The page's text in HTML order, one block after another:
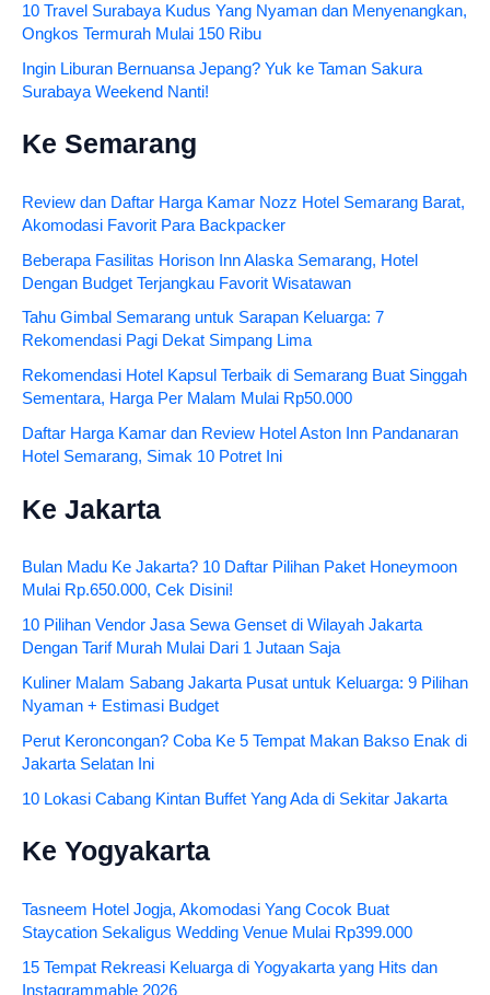
10 Travel Surabaya Kudus Yang Nyaman dan Menyenangkan,
Ongkos Termurah Mulai 150 Ribu
Ingin Liburan Bernuansa Jepang? Yuk ke Taman Sakura
Surabaya Weekend Nanti!
Ke Semarang
Review dan Daftar Harga Kamar Nozz Hotel Semarang Barat,
Akomodasi Favorit Para Backpacker
Beberapa Fasilitas Horison Inn Alaska Semarang, Hotel
Dengan Budget Terjangkau Favorit Wisatawan
Tahu Gimbal Semarang untuk Sarapan Keluarga: 7
Rekomendasi Pagi Dekat Simpang Lima
Rekomendasi Hotel Kapsul Terbaik di Semarang Buat Singgah
Sementara, Harga Per Malam Mulai Rp50.000
Daftar Harga Kamar dan Review Hotel Aston Inn Pandanaran
Hotel Semarang, Simak 10 Potret Ini
Ke Jakarta
Bulan Madu Ke Jakarta? 10 Daftar Pilihan Paket Honeymoon
Mulai Rp.650.000, Cek Disini!
10 Pilihan Vendor Jasa Sewa Genset di Wilayah Jakarta
Dengan Tarif Murah Mulai Dari 1 Jutaan Saja
Kuliner Malam Sabang Jakarta Pusat untuk Keluarga: 9 Pilihan
Nyaman + Estimasi Budget
Perut Keroncongan? Coba Ke 5 Tempat Makan Bakso Enak di
Jakarta Selatan Ini
10 Lokasi Cabang Kintan Buffet Yang Ada di Sekitar Jakarta
Ke Yogyakarta
Tasneem Hotel Jogja, Akomodasi Yang Cocok Buat
Staycation Sekaligus Wedding Venue Mulai Rp399.000
15 Tempat Rekreasi Keluarga di Yogyakarta yang Hits dan
Instagrammable 2026